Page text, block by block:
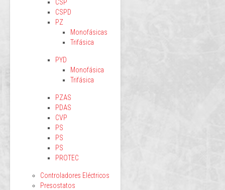
CSP
CSPD
PZ
Monofásicas
Trifásica
PYD
Monofásica
Trifásica
PZAS
PDAS
CVP
PS
PS
PS
PROTEC
Controladores Eléctricos
Presostatos